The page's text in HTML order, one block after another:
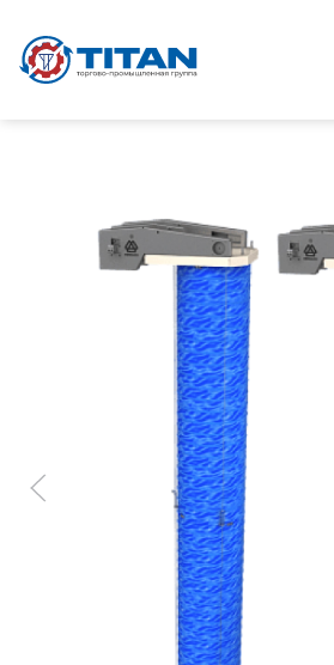
Перейти к основному